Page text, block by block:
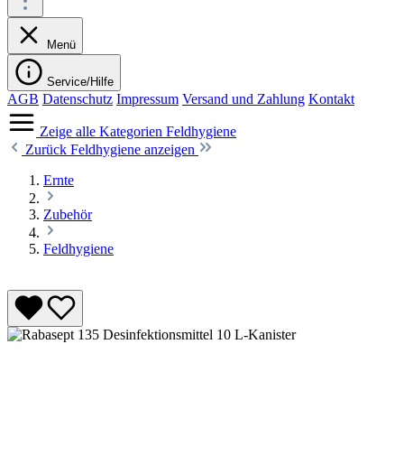
Menü
Service/Hilfe
AGB Datenschutz Impressum Versand und Zahlung Kontakt
Zeige alle Kategorien Feldhygiene
Zurück Feldhygiene anzeigen
Ernte
Zubehör
Feldhygiene